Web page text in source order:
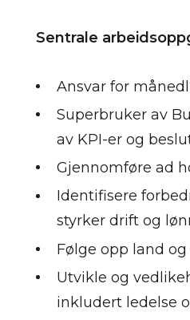
Sentrale
Ansvar for
Superbruker av
av KPI-er og
Gjennomføre ad
Identifisere
styrker drift og
Følge opp land
Utvikle og
inkludert ledelse